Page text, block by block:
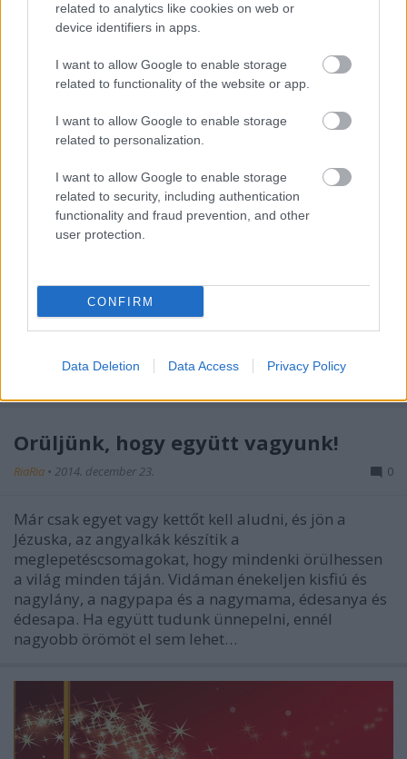
related to analytics like cookies on web or
device identifiers in apps.
I want to allow Google to enable storage
related to functionality of the website or app.
I want to allow Google to enable storage
related to personalization.
I want to allow Google to enable storage
related to security, including authentication
functionality and fraud prevention, and other
user protection.
CONFIRM
Data Deletion Data Access Privacy Policy
Küldök neked szép dalokat, hogy felvidítsalak, ha
néha elmegy a kedved mindentől. Szeretettel
küldöm,és kívánom, hogy legyen olyan minden
napod, amilyenné szeretnéd varázsolni. Ugye tudod
már, hogy te magad is lehetsz varázsló. Nemsokára
jön a szerelem ünnepe februárban, készítsd fel a
szívedet erre…
Ajándékozz szeretetet
2014. december 24.
ünneplőbe öltöztetik a szívüket, mindent
megtesznek azért, hogy szép, otthonos, békés
karácsonyfát. Vannak szegényebb sorsúak, akiknek
Örüljünk, hogy együtt vagyunk!
RiaRia • 2014. december 23. 0
Már csak egyet vagy kettőt kell aludni, és jön a
Jézuska, az angyalkák készítik a
meglepetéscsomagokat, hogy mindenki örülhessen
a világ minden táján. Vidáman énekeljen kisfiú és
nagylány, a nagypapa és a nagymama, édesanya és
édesapa. Ha együtt tudunk ünnepelni, ennél
nagyobb örömöt el sem lehet…